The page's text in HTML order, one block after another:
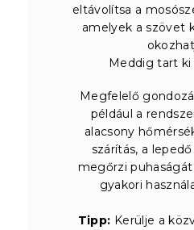
eltávolítsa a
amelyek a szövet
Meddig tart ki
Megfelelő
például a
alacsony
szárítás, a
megőrzi
gyakori
Tipp: Kerülje a